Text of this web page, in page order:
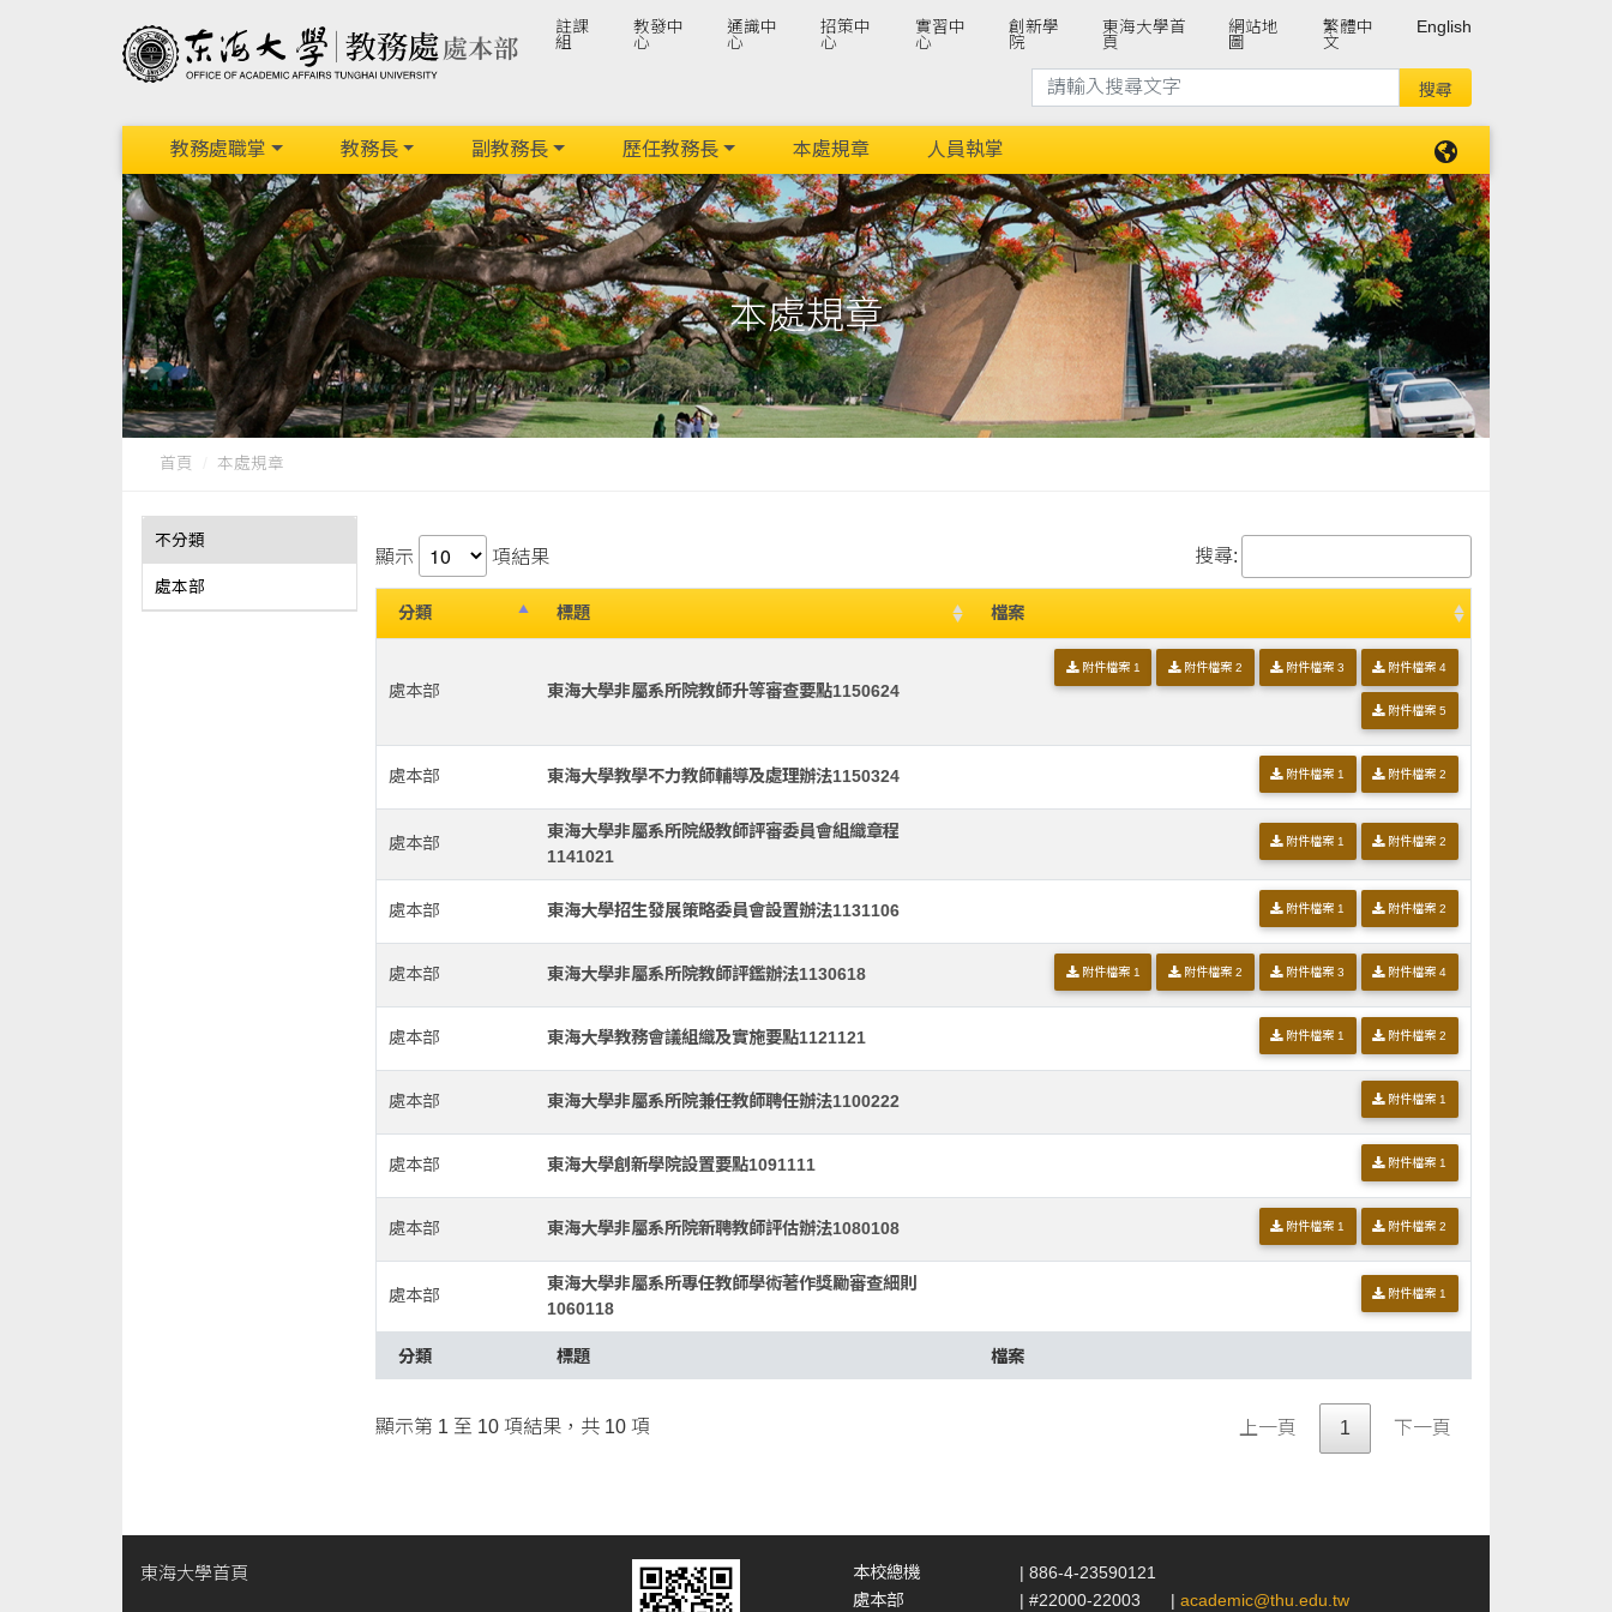
註課
組
教發中
心
通識中
心
招策中
心
實習中
心
創新學
院
東海大學首
頁
網站地
圖
繁體中
文
English
教務處職掌 教務長 副教務長 歷任教務長 本處規章 人員執掌
本處規章
首頁 本處規章
不分類
處本部
顯示 項結果 搜尋:
分類 標題 檔案
處本部 東海大學非屬系所院教師升等審查要點1150624
附件檔案 1 附件檔案 2 附件檔案 3 附件檔案 4
附件檔案 5
處本部 東海大學教學不力教師輔導及處理辦法1150324 附件檔案 1 附件檔案 2
處本部
東海大學非屬系所院級教師評審委員會組織章程
1141021
附件檔案 1 附件檔案 2
處本部 東海大學招生發展策略委員會設置辦法1131106 附件檔案 1 附件檔案 2
處本部 東海大學非屬系所院教師評鑑辦法1130618 附件檔案 1 附件檔案 2 附件檔案 3 附件檔案 4
處本部 東海大學教務會議組織及實施要點1121121 附件檔案 1 附件檔案 2
處本部 東海大學非屬系所院兼任教師聘任辦法1100222 附件檔案 1
處本部 東海大學創新學院設置要點1091111 附件檔案 1
處本部 東海大學非屬系所院新聘教師評估辦法1080108 附件檔案 1 附件檔案 2
處本部
東海大學非屬系所專任教師學術著作獎勵審查細則
1060118
附件檔案 1
分類 標題 檔案
顯示第 1 至 10 項結果，共 10 項 上一頁 1 下一頁
東海大學首頁 本校總機
| 886-4-23590121
處本部
| #22000-22003 | academic@thu.edu.tw